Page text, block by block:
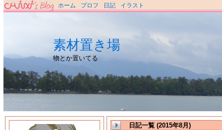
ホーム プロフ 日記 イラスト
素材置き場
物とか置いてる
日記一覧 (2015年8月)